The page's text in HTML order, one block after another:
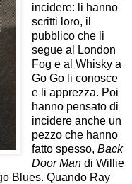
incidere: li hanno
scritti loro, il
pubblico che li
segue al London
Fog e al Whisky a
Go Go li conosce
e li apprezza. Poi
hanno pensato di
incidere anche un
pezzo che hanno
fatto spesso, Back
Door Mandi Willie
Blues. Quando Ray